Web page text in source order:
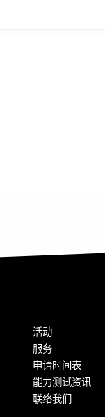
活动
服务
申请时间表
能力测试资讯
联络我们